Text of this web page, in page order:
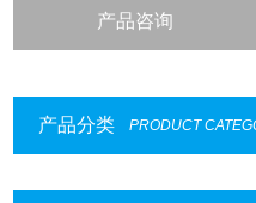
产品咨询
产品分类 PRODUCT